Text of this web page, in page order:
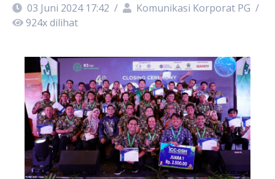
03 Juni 2024 17:42 / Komunikasi Korporat PG /
924x dilihat